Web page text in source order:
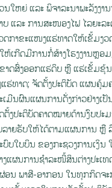
ຫຍ່ ແລະ ພິຈາລະນາພະລັງງ
ແລະ ການສະໜອງໄຟ ໄລຍະລ
ກາຂະແໜງແຮ່ທາດໃຫ້ເຂັ້ມງ
ເກີດມີການກໍ່ສ້າງໂຮງງານຫຼອ
າດສົ່ງອອກແຮ່ດິບ ຫຼື ແຮ່ເຂັ້ມ
ຮ່ທາດ; ຈັດຕັ້ງປະຕິບັດ ແຜນຄຸ້
ມີນຜົນແຜນການດັ່ງກ່າວຢ່າງເ
ປະຕິບັດຄາດໝາຍດ້ານງົບປະ
ຍຮັບໃຫ້ໄດ້ຕາມແຜນການ ຫຼື
ໃບບິນ ຂອງກະຊວງການເງິນ
ແຜນການຊໍາລະໜີ້ສິນຕ່າງປະ
ນ ພາສີ-ອາກອນ ໃນທຸກກິດຈ